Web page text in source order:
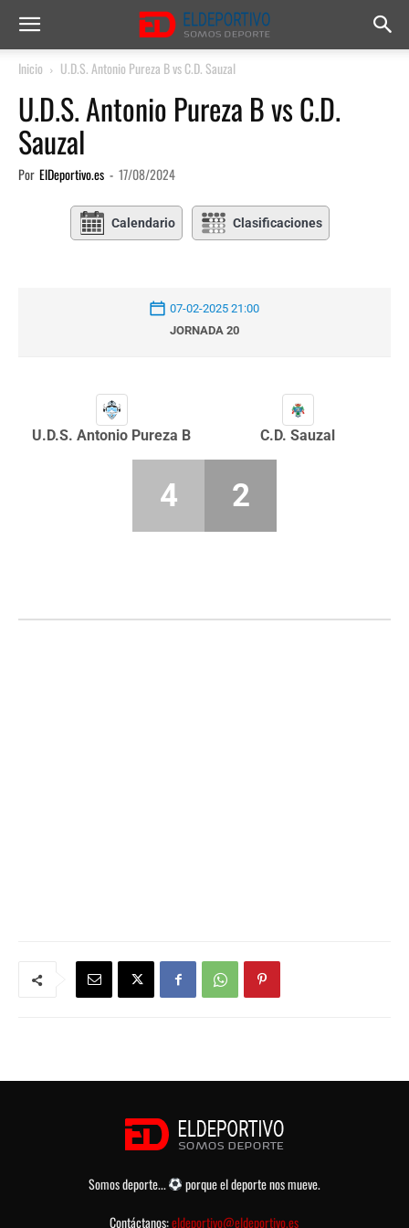
Inicio U.D.S. Antonio Pureza B vs C.D. Sauzal
U.D.S. Antonio Pureza B vs C.D.
Sauzal
Por ElDeportivo.es - 17/08/2024
Calendario Clasificaciones
07-02-2025 21:00
JORNADA 20
U.D.S. Antonio Pureza B C.D. Sauzal
4 2
Somos deporte...
porque el deporte nos mueve.
Contáctanos:eldeportivo@eldeportivo.es